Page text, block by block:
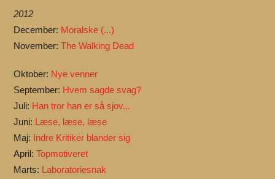
2012
December: Moralske (...)
November:The Walking Dead
Oktober: Nye venner
September: Hvem sagde svag?
Juli: Han tror han er så sjov...
Juni: Læse, læse, læse
Maj: Indre Kritiker blander sig
April:Topmotiveret
Marts: Laboratoriesnak